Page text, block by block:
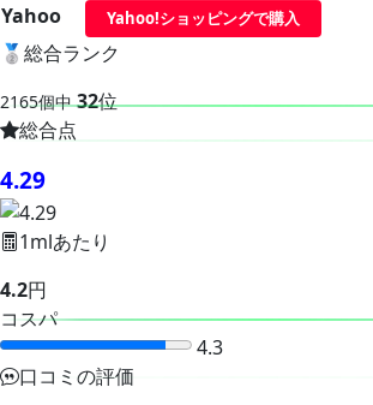
Yahoo
Yahoo!ショッピングで購入
🥈 総合ランク
2165個中 32位
総合点
4.29
1mlあたり
4.2円
コスパ
4.3
口コミの評価